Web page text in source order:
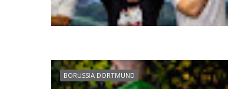
BORUSSIA DORTMUND